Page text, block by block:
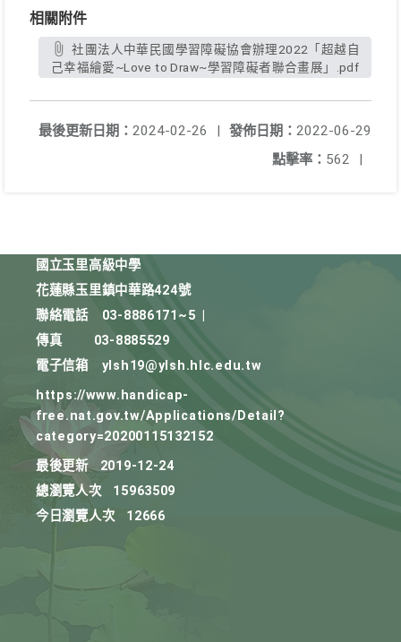
相關附件
社團法人中華民國學習障礙協會辦理2022「超越自
己幸福繪愛~Love to Draw~學習障礙者聯合畫展」.pdf
發佈日期： 2022-06-29
最後更新日期： 2024-02-26
|
點擊率： 562 |
國立玉里高級中學
花蓮縣玉里鎮中華路424號
聯絡電話
03-8886171~5
傳真
03-8885529
電子信箱
ylsh19@ylsh.hlc.edu.tw
https://www.handicap-
free.nat.gov.tw/Applications/Detail?
category=20200115132152
最後更新
2019-12-24
總瀏覽人次
15963509
今日瀏覽人次
12666